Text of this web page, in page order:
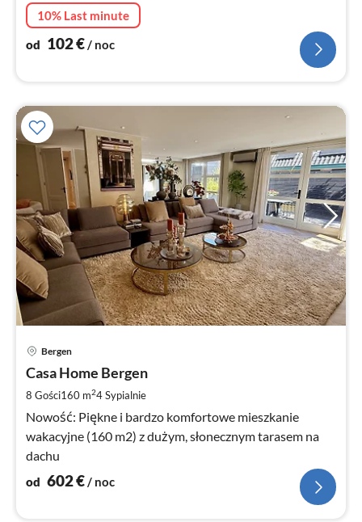
10% Last minute
od 102€/ noc
Bergen
Casa Home Bergen
8 Gości160 m24Sypialnie
Nowość: Piękne i bardzo komfortowe mieszkanie
wakacyjne (160 m2) z dużym, słonecznym tarasem na
dachu
od 602€/ noc